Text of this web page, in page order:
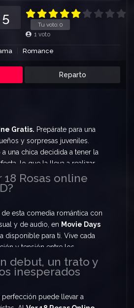
Tu voto: 0
5
1 voto
Romance
Reparto
Gratis. Prepárate para una
y sorpresas juveniles.
una chica decidida a tener la
lo que la lleva a realizar
un compañero solitario de su
Ver 18 Rosas Online Gratis
cuando el corazón
18 Rosas online
esta comedia romántica con
y de audio, en Movie Days
disponible para ti. Vive cada
y tensión entre los
resolución impecable. Te
deVer 18 Rosas
interrumpa tu experiencia
debut, un trato y
inesperados
perfección puede llevar a